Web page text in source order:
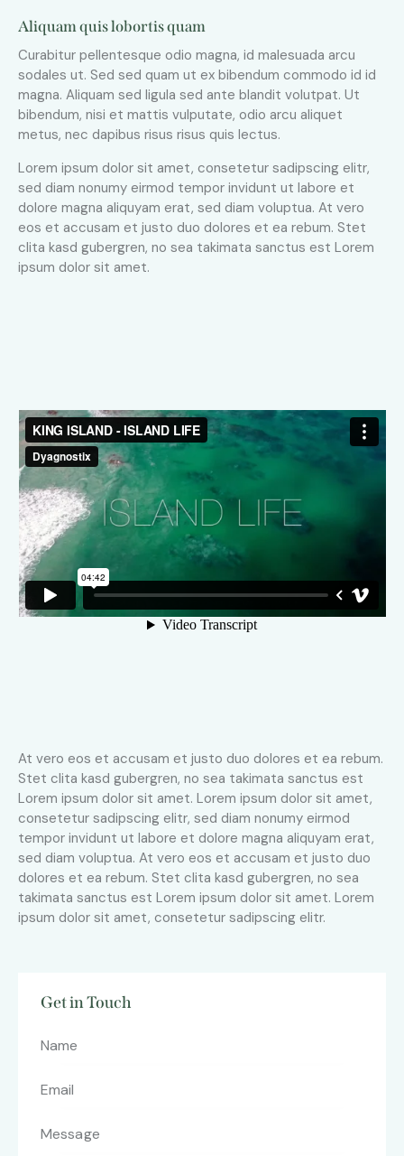
Aliquam quis lobortis quam
Curabitur pellentesque odio magna, id malesuada arcu
sodales ut. Sed sed quam ut ex bibendum commodo id id
magna. Aliquam sed ligula sed ante blandit volutpat. Ut
bibendum, nisi et mattis vulputate, odio arcu aliquet
metus, nec dapibus risus risus quis lectus.
Lorem ipsum dolor sit amet, consetetur sadipscing elitr,
sed diam nonumy eirmod tempor invidunt ut labore et
dolore magna aliquyam erat, sed diam voluptua. At vero
eos et accusam et justo duo dolores et ea rebum. Stet
clita kasd gubergren, no sea takimata sanctus est Lorem
ipsum dolor sit amet.
At vero eos et accusam et justo duo dolores et ea rebum.
Stet clita kasd gubergren, no sea takimata sanctus est
Lorem ipsum dolor sit amet. Lorem ipsum dolor sit amet,
consetetur sadipscing elitr, sed diam nonumy eirmod
tempor invidunt ut labore et dolore magna aliquyam erat,
sed diam voluptua. At vero eos et accusam et justo duo
dolores et ea rebum. Stet clita kasd gubergren, no sea
takimata sanctus est Lorem ipsum dolor sit amet. Lorem
ipsum dolor sit amet, consetetur sadipscing elitr.
Get in Touch